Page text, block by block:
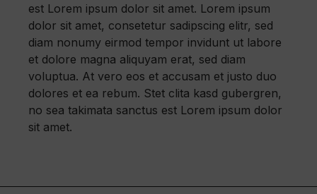
est Lorem ipsum dolor sit amet. Lorem ipsum
dolor sit amet, consetetur sadipscing elitr, sed
diam nonumy eirmod tempor invidunt ut labore
et dolore magna aliquyam erat, sed diam
voluptua. At vero eos et accusam et justo duo
dolores et ea rebum. Stet clita kasd gubergren,
no sea takimata sanctus est Lorem ipsum dolor
sit amet.